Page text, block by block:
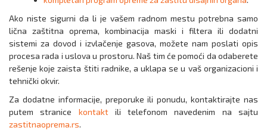
Ako niste sigurni da li je vašem radnom mestu potrebna samo
lična zaštitna oprema, kombinacija maski i filtera ili dodatni
sistemi za dovod i izvlačenje gasova, možete nam poslati opis
procesa rada i uslova u prostoru. Naš tim će pomoći da odaberete
rešenje koje zaista štiti radnike, a uklapa se u vaš organizacioni i
tehnički okvir.
Za dodatne informacije, preporuke ili ponudu, kontaktirajte nas
putem stranice kontaktili telefonom navedenim na sajtu
zastitnaoprema.rs.